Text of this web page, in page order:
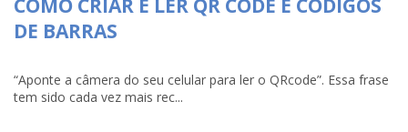
COMO CRIAR E LER QR CODE E CÓDIGOS
DE BARRAS
“Aponte a câmera do seu celular para ler o QRcode”. Essa frase
tem sido cada vez mais rec...